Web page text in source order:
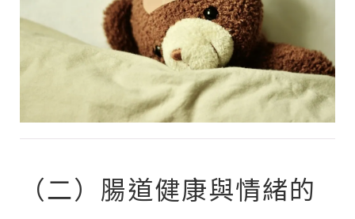
（二）腸道健康與情緒的